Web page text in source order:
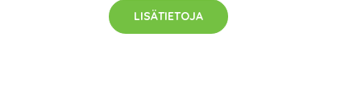
LISÄTIETOJA